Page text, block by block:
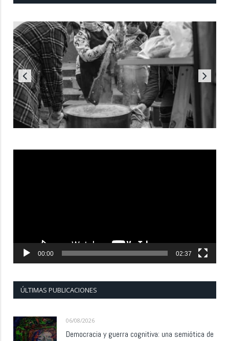
00:00 02:37
ÚLTIMAS PUBLICACIONES
06/08/2026
Democracia y guerra cognitiva: una semiótica de